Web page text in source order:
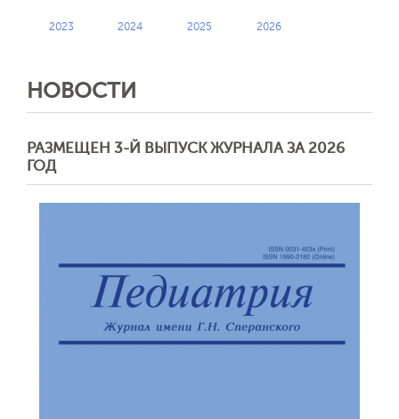
2023 2024 2025 2026
НОВОСТИ
РАЗМЕЩЕН 3-Й ВЫПУСК ЖУРНАЛА ЗА 2026
ГОД